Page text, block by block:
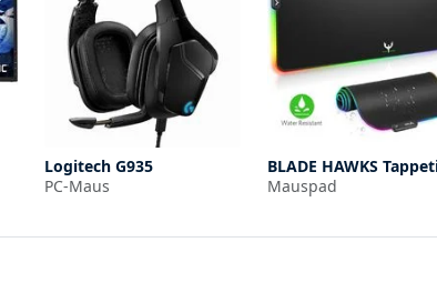
Logitech G935
PC-Maus
BLADE HAWKS
Mauspad